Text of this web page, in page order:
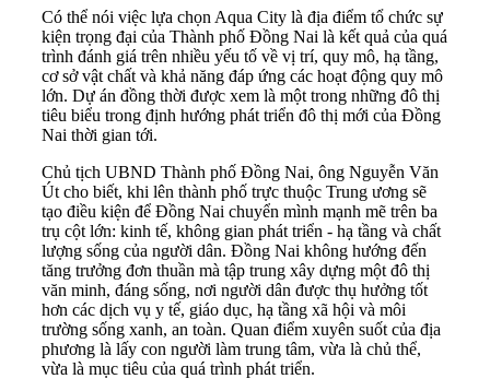
Có thể nói việc lựa chọn Aqua City là địa điểm tổ chức sự
kiện trọng đại của Thành phố Đồng Nai là kết quả của quá
trình đánh giá trên nhiều yếu tố về vị trí, quy mô, hạ tầng,
cơ sở vật chất và khả năng đáp ứng các hoạt động quy mô
lớn. Dự án đồng thời được xem là một trong những đô thị
tiêu biểu trong định hướng phát triển đô thị mới của Đồng
Nai thời gian tới.
Chủ tịch UBND Thành phố Đồng Nai, ông Nguyễn Văn
Út cho biết, khi lên thành phố trực thuộc Trung ương sẽ
tạo điều kiện để Đồng Nai chuyển mình mạnh mẽ trên ba
trụ cột lớn: kinh tế, không gian phát triển - hạ tầng và chất
lượng sống của người dân. Đồng Nai không hướng đến
tăng trưởng đơn thuần mà tập trung xây dựng một đô thị
văn minh, đáng sống, nơi người dân được thụ hưởng tốt
hơn các dịch vụ y tế, giáo dục, hạ tầng xã hội và môi
trường sống xanh, an toàn. Quan điểm xuyên suốt của địa
phương là lấy con người làm trung tâm, vừa là chủ thể,
vừa là mục tiêu của quá trình phát triển.